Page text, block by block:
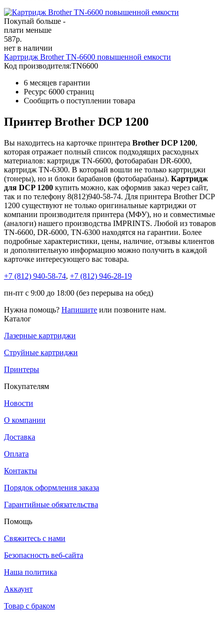
Покупай больше -
плати меньше
587р.
нет в наличии
Картридж Brother TN-6600 повышенной емкости
Код производителя:TN6600
6 месяцев гарантии
Ресурс 6000 страниц
Сообщить о поступлении товара
Принтер Brother DCP 1200
Вы находитесь на карточке принтера Brother DCP 1200,
которая отражает полный список подходящих расходных
материалов: картридж TN-6600, фотобарабан DR-6000,
картридж TN-6300. В который вошли не только картриджи
(тонеры), но и блоки барабанов (фотобарабаны). Картридж
для DCP 1200 купить можно, как оформив заказ через сайт,
так и по телефону 8(812)940-58-74. Для принтера Brother DCP
1200 существуют не только оригинальные картриджи от
компании производителя принтера (МФУ), но и совместимые
(аналоги) нашего производства IMPRINTS. Любой из товаров
TN-6600, DR-6000, TN-6300 находятся на гарантии. Более
подробные характеристики, цены, наличие, отзывы клиентов
и дополнительную информацию можно получить в каждой
карточке интересующего вас товара.
+7 (812) 940-58-74, +7 (812) 946-28-19
пн-пт с 9:00 до 18:00 (без перерыва на обед)
Нужна помощь? Напишите или позвоните нам.
Каталог
Лазерные картриджи
Струйные картриджи
Принтеры
Покупателям
Новости
О компании
Доставка
Оплата
Контакты
Порядок оформления заказа
Гарантийные обязательства
Помощь
Свяжитесь с нами
Безопасность веб-сайта
Наша политика
Аккаунт
Товар с браком